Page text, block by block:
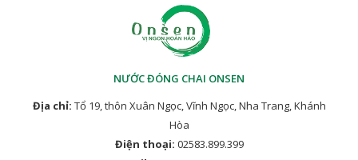
NƯỚC ĐÓNG CHAI ONSEN
Địa chỉ: Tổ 19, thôn Xuân Ngọc, Vĩnh Ngọc, Nha Trang, Khánh
Hòa
Điện thoại: 02583.899.399